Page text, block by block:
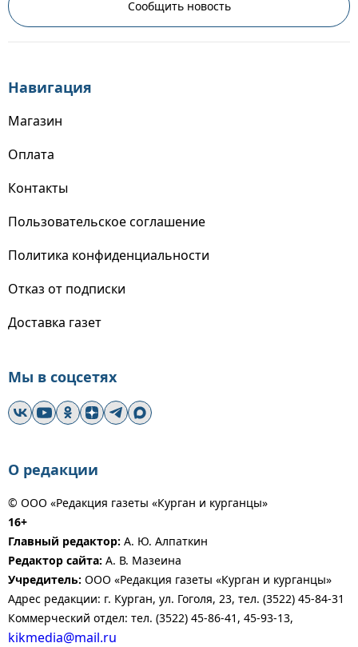
Сообщить новость
Навигация
Магазин
Оплата
Контакты
Пользовательское соглашение
Политика конфиденциальности
Отказ от подписки
Доставка газет
Мы в соцсетях
О редакции
© ООО «Редакция газеты «Курган и курганцы»
16+
Главный редактор: А. Ю. Алпаткин
Редактор сайта: А. В. Мазеина
Учредитель: ООО «Редакция газеты «Курган и курганцы»
Адрес редакции: г. Курган, ул. Гоголя, 23, тел. (3522) 45-84-31
Коммерческий отдел: тел. (3522) 45-86-41, 45-93-13,
kikmedia@mail.ru